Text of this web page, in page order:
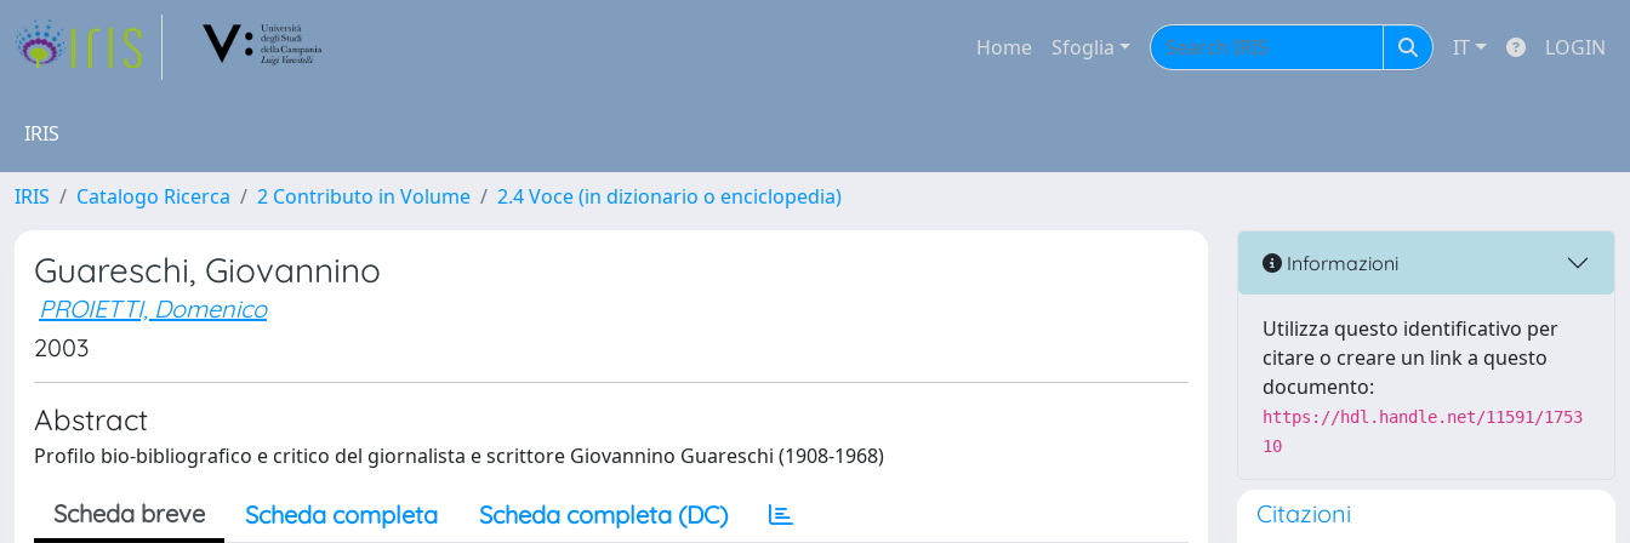
Home Sfoglia IT LOGIN
IRIS
IRIS Catalogo Ricerca 2 Contributo in Volume 2.4 Voce (in dizionario o enciclopedia)
Guareschi, Giovannino
PROIETTI, Domenico
2003
Abstract
Profilo bio-bibliografico e critico del giornalista e scrittore Giovannino Guareschi (1908-1968)
Scheda breve Scheda completa Scheda completa (DC)
Informazioni
Utilizza questo identificativo per
citare o creare un link a questo
documento:
https://hdl.handle.net/11591/1753
10
Citazioni